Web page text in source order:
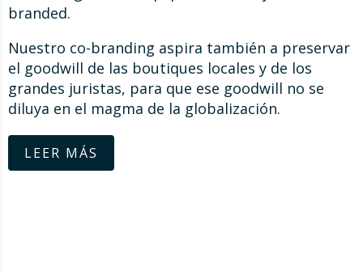
branded.
Nuestro co-branding aspira también a preservar
el goodwill de las boutiques locales y de los
grandes juristas, para que ese goodwill no se
diluya en el magma de la globalización.
LEER MÁS